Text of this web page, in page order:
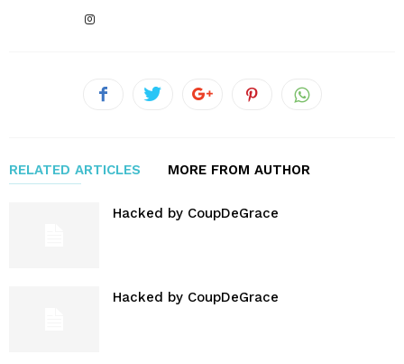
RELATED ARTICLES MORE FROM AUTHOR
Hacked by CoupDeGrace
Hacked by CoupDeGrace